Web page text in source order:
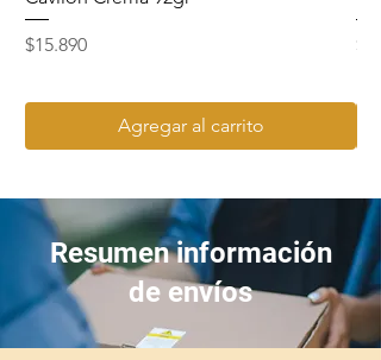
Precio
$15.890
Agregar al carrito
Resumen información
de envíos